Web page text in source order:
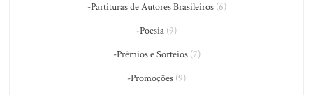
-Partituras de Autores Brasileiros(6)
-Poesia (9)
-Prêmios e Sorteios(7)
-Promoções (9)